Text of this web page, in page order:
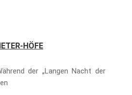
HÖFE
der „Langen Nacht der